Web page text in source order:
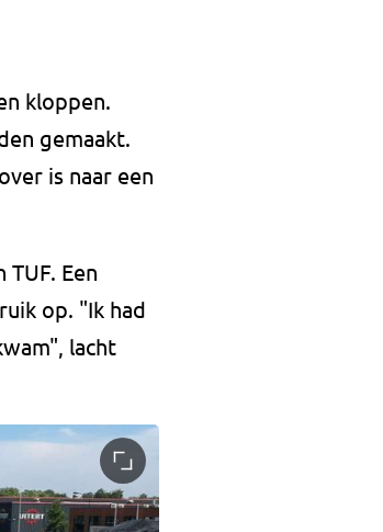
kloppen.
gemaakt.
is naar een
Een
op. "Ik had
lacht